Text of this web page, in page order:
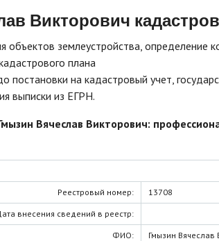
Викторович
объектов землеустройства, определение
плана
на кадастровый учет,
выписки из ЕГРН.
Вячеслав Викторович:
Реестровый номер: 13708
внесения сведений в реестр:
ФИО: Гмызин Вячеслав